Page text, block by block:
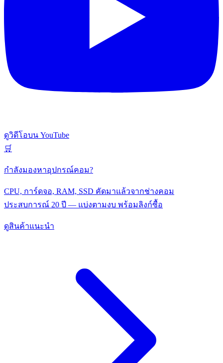
ดูวิดีโอบน YouTube
🛒
กำลังมองหาอุปกรณ์คอม?
CPU, การ์ดจอ, RAM, SSD คัดมาแล้วจากช่างคอม
ประสบการณ์ 20 ปี — แบ่งตามงบ พร้อมลิงก์ซื้อ
ดูสินค้าแนะนำ